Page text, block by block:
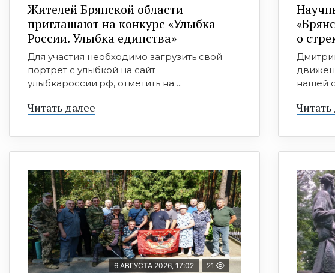
Жителей Брянской области
приглашают на конкурс «Улыбка
России. Улыбка единства»
Для участия необходимо загрузить свой
портрет с улыбкой на сайт
улыбкароссии.рф, отметить на ...
Читать далее
о
нашей
Читать
6 АВГУСТА 2026, 17:02 21